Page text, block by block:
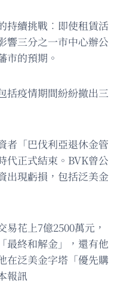
持續挑戰︰即使租賃活
響三分之一市中心辦公
市的預期。
括疫情期間紛紛撤出三
者「巴伐利亞退休金管
代正式結束。BVK曾公
出現虧損，包括泛美金
花上7億2500萬元，
最終和解金」，還有他
在泛美金字塔「優先購
報訊